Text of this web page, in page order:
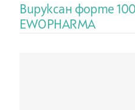
Вируксан форте
EWOPHARMA